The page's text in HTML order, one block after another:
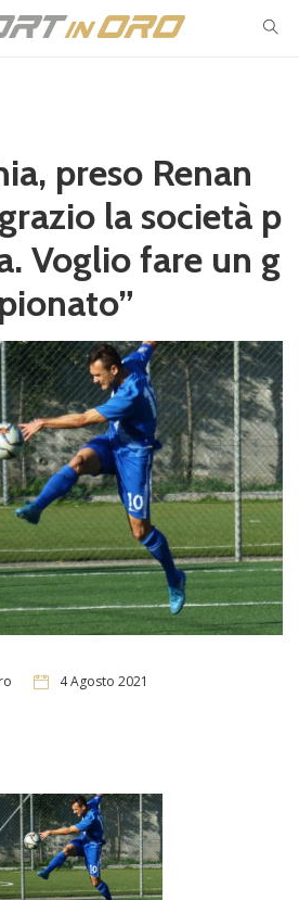
preso Renan
la società p
Voglio fare un g
4 Agosto 2021